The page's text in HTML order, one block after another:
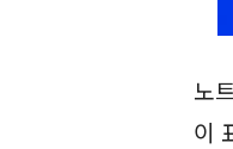
노
이